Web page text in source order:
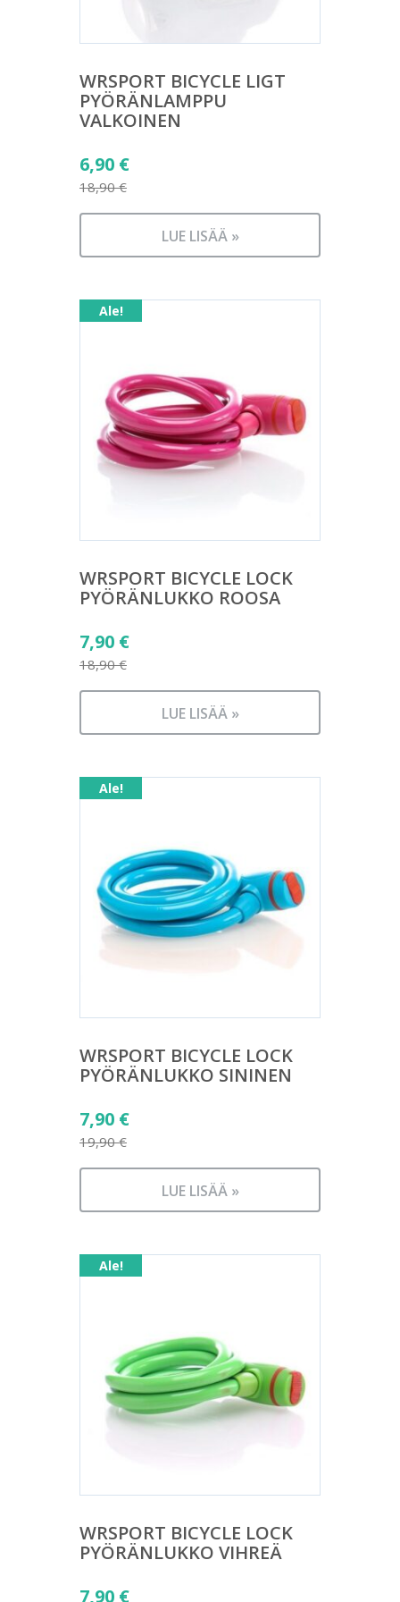
WRSPORT BICYCLE LIGT
PYÖRÄNLAMPPU
VALKOINEN
18,90€
Alkuperäinen
hinta
oli:
6,90 €
Nykyinen
on:
LUE LISÄÄ »
Ale!
WRSPORT BICYCLE LOCK
PYÖRÄNLUKKO ROOSA
18,90€
Alkuperäinen
hinta
oli:
7,90 €
Nykyinen
on:
LUE LISÄÄ »
Ale!
WRSPORT BICYCLE LOCK
PYÖRÄNLUKKO SININEN
19,90€
Alkuperäinen
hinta
oli:
7,90 €
Nykyinen
on:
LUE LISÄÄ »
Ale!
WRSPORT BICYCLE LOCK
PYÖRÄNLUKKO VIHREÄ
Alkuperäinen
7,90 €